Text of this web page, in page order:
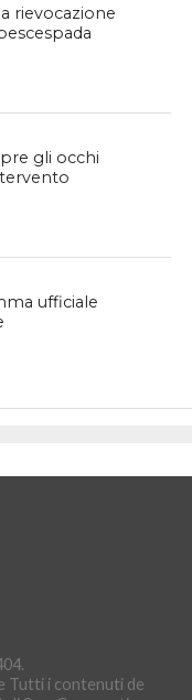
rievocazione
gli occhi
ufficiale
Tutti i contenuti de